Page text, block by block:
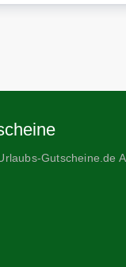
Gutscheine.de